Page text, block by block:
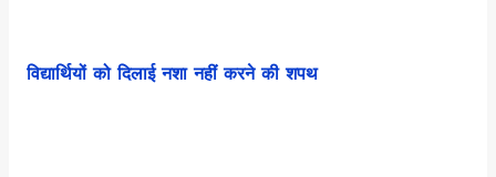
विद्यार्थियों को दिलाई नशा नहीं करने की शपथ